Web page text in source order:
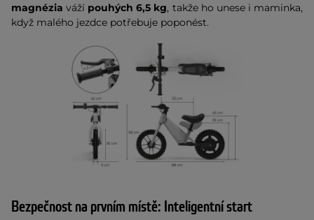
magnéziaváží pouhých 6,5 kg, takže ho unese i maminka,
když malého jezdce potřebuje poponést.
Bezpečnost na prvním místě: Inteligentní start